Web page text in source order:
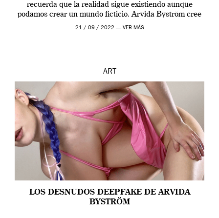
recuerda que la realidad sigue existiendo aunque
podamos crear un mundo ficticio. Arvida Byström cree
que los humanos tienen un complejo […]
21 / 09 / 2022 — VER MÁS
ART
LOS DESNUDOS DEEPFAKE DE ARVIDA
BYSTRÖM